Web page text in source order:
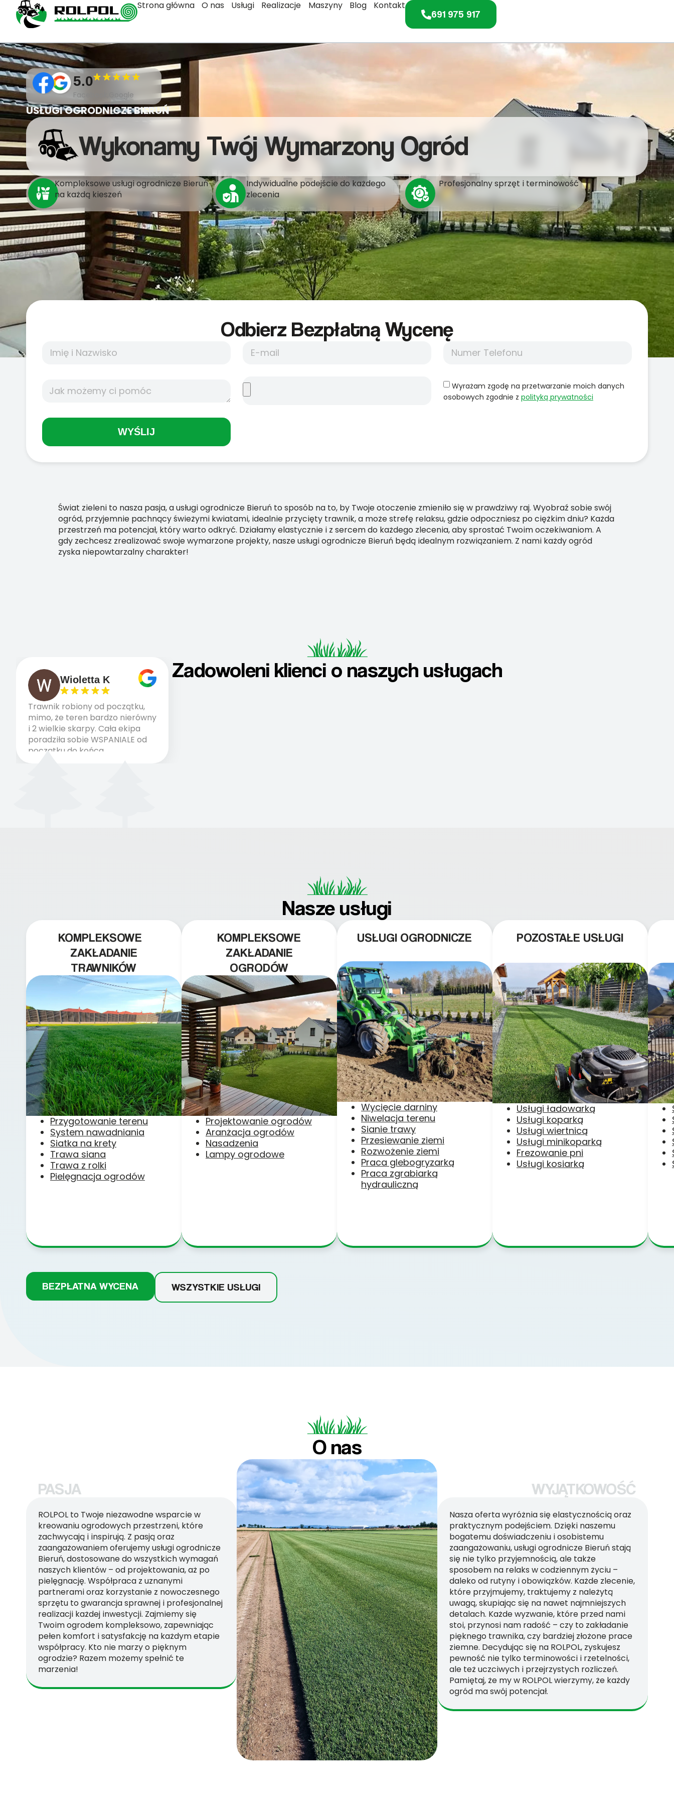
Strona główna O nas Usługi Realizacje Maszyny Blog Kontakt
691 975 917
5.0
Facebook,Google
USŁUGI OGRODNICZE BIERUŃ
Wykonamy Twój Wymarzony Ogród
Kompleksowe usługi ogrodnicze Bieruń
na każdą kieszeń
Indywidualne podejście do każdego
zlecenia
Profesjonalny sprzęt i terminowość
Odbierz Bezpłatną Wycenę
Wyrażam zgodę na przetwarzanie moich danych
osobowych zgodnie z polityką prywatności
WYŚLIJ
Świat zieleni to nasza pasja, a usługi ogrodnicze Bieruń to sposób na to, by Twoje otoczenie zmieniło się w prawdziwy raj. Wyobraź sobie swój
ogród, przyjemnie pachnący świeżymi kwiatami, idealnie przycięty trawnik, a może strefę relaksu, gdzie odpoczniesz po ciężkim dniu? Każda
przestrzeń ma potencjał, który warto odkryć. Działamy elastycznie i z sercem do każdego zlecenia, aby sprostać Twoim oczekiwaniom. A
gdy zechcesz zrealizować swoje wymarzone projekty, nasze usługi ogrodnicze Bieruń będą idealnym rozwiązaniem. Z nami każdy ogród
zyska niepowtarzalny charakter!
Zadowoleni klienci o naszych usługach
Wioletta K
Trawnik robiony od początku,
mimo, że teren bardzo nierówny
i 2 wielkie skarpy. Cała ekipa
poradziła sobie WSPANIALE od
początku do końca,
profesionalny sprzęt, panowie
Nasze usługi
KOMPLEKSOWE
ZAKŁADANIE
TRAWNIKÓW
Przygotowanie terenu
System nawadniania
Siatka na krety
Trawa siana
Trawa z rolki
Pielęgnacja ogrodów
KOMPLEKSOWE
ZAKŁADANIE
OGRODÓW
Projektowanie ogrodów
Aranżacja ogrodów
Nasadzenia
Lampy ogrodowe
USŁUGI OGRODNICZE
Wycięcie darniny
Niwelacja terenu
Sianie trawy
Przesiewanie ziemi
Rozwożenie ziemi
Praca glebogryzarką
Praca zgrabiarką
hydrauliczną
POZOSTAŁE USŁUGI
Usługi ładowarką
Usługi koparką
Usługi wiertnicą
Usługi minikoparką
Frezowanie pni
Usługi kosiarką
BEZPŁATNA WYCENA WSZYSTKIE USŁUGI
O nas
PASJA
ROLPOL to Twoje niezawodne wsparcie w
kreowaniu ogrodowych przestrzeni, które
zachwycają i inspirują. Z pasją oraz
zaangażowaniem oferujemy usługi ogrodnicze
Bieruń, dostosowane do wszystkich wymagań
naszych klientów – od projektowania, aż po
pielęgnację. Współpraca z uznanymi
partnerami oraz korzystanie z nowoczesnego
sprzętu to gwarancja sprawnej i profesjonalnej
realizacji każdej inwestycji. Zajmiemy się
Twoim ogrodem kompleksowo, zapewniając
pełen komfort i satysfakcję na każdym etapie
współpracy. Kto nie marzy o pięknym
ogrodzie? Razem możemy spełnić te
marzenia!
WYJĄTKOWOŚĆ
Nasza oferta wyróżnia się elastycznością oraz
praktycznym podejściem. Dzięki naszemu
bogatemu doświadczeniu i osobistemu
zaangażowaniu, usługi ogrodnicze Bieruń stają
się nie tylko przyjemnością, ale także
sposobem na relaks w codziennym życiu –
daleko od rutyny i obowiązków. Każde zlecenie,
które przyjmujemy, traktujemy z należytą
uwagą, skupiając się na nawet najmniejszych
detalach. Każde wyzwanie, które przed nami
stoi, przynosi nam radość – czy to zakładanie
pięknego trawnika, czy bardziej złożone prace
ziemne. Decydując się na ROLPOL, zyskujesz
pewność nie tylko terminowości i rzetelności,
ale też uczciwych i przejrzystych rozliczeń.
Pamiętaj, że my w ROLPOL wierzymy, że każdy
ogród ma swój potencjał.